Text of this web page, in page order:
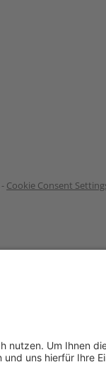
- Cookie Consent